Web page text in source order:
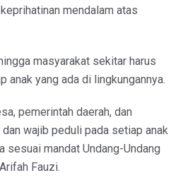
mendalam atas
masyarakat sekitar harus
anak yang ada di lingkungannya.
pemerintah daerah, dan
wajib peduli pada setiap anak
sesuai mandat Undang-Undang
Fauzi.